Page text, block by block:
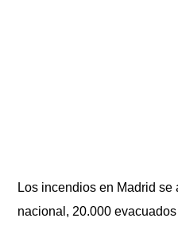
Los incendios en Madrid se
nacional, 20.000